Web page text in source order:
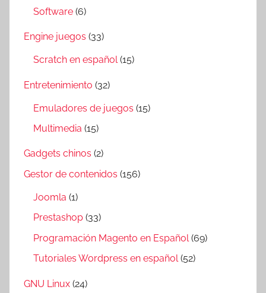
Software (6)
Engine juegos (33)
Scratch en español(15)
Entretenimiento (32)
Emuladores de juegos (15)
Multimedia (15)
Gadgets chinos (2)
Gestor de contenidos (156)
Joomla (1)
Prestashop (33)
Programación Magento en Español (69)
Tutoriales Wordpress en español(52)
GNU Linux (24)